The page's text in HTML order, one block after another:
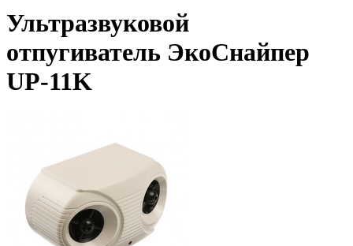
Ультразвуковой
отпугиватель ЭкоСнайпер
UP-11K